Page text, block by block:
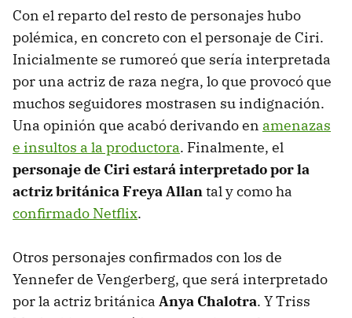
Con el reparto del resto de personajes hubo
polémica, en concreto con el personaje de Ciri.
Inicialmente se rumoreó que sería interpretada
por una actriz de raza negra, lo que provocó que
muchos seguidores mostrasen su indignación.
Una opinión que acabó derivando en amenazas
e insultos a la productora. Finalmente, el
personaje de Ciri estará interpretado por la
actriz británica Freya Allantal y como ha
confirmado Netflix.
Otros personajes confirmados con los de
Yennefer de Vengerberg, que será interpretado
por la actriz británica Anya Chalotra. Y Triss